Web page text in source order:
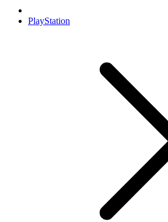
PlayStation